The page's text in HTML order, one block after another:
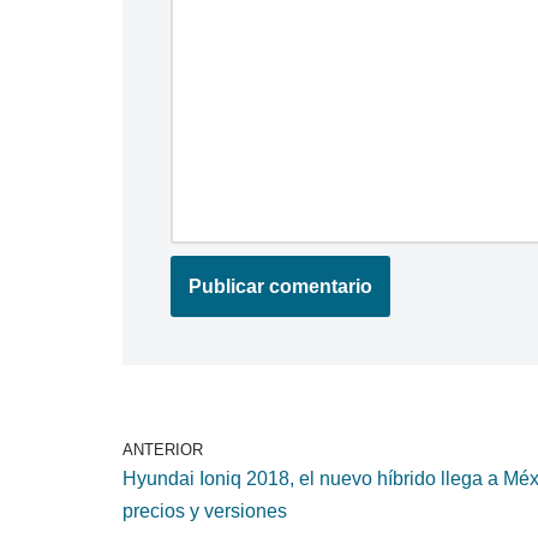
ANTERIOR
Hyundai Ioniq 2018, el nuevo híbrido llega a
precios y versiones